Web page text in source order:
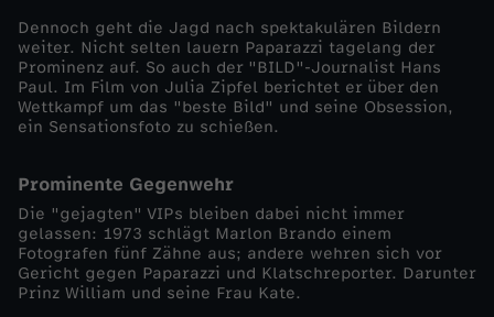
e
l
d
o
k
u
Dennoch geht die Jagd nach spektakulären Bildern
weiter. Nicht selten lauern Paparazzi tagelang der
Prominenz auf. So auch der "BILD"-Journalist Hans
Paul. Im Film von Julia Zipfel berichtet er über den
Wettkampf um das "beste Bild" und seine Obsession,
ein Sensationsfoto zu schießen.
Prominente Gegenwehr
Die "gejagten" VIPs bleiben dabei nicht immer
gelassen: 1973 schlägt Marlon Brando einem
Fotografen fünf Zähne aus; andere wehren sich vor
Gericht gegen Paparazzi und Klatschreporter. Darunter
Prinz William und seine Frau Kate.